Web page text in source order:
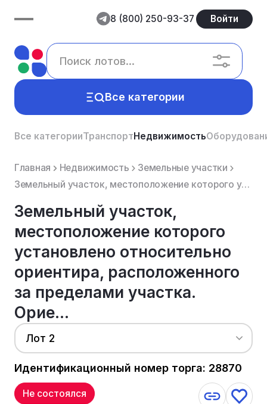
8 (800) 250-93-37 Войти
Все категории
Все категорииТранспортНедвижимость
Главная Недвижимость
Земельные участки
Земельный участок, местоположение которого установлено относительно ориентира, расположенного за пре...
Земельный участок,
местоположение которого
установлено относительно
ориентира, расположенного
за пределами участка.
Орие...
Лот 2
Идентификационный номер торга: 28870
Не состоялся